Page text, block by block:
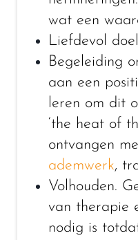
wat een
Liefdevol
Begeleiding
aan een
leren om dit
‘the heat of
ontvangen
ademwerk,
Volhouden.
van therapie
nodig is